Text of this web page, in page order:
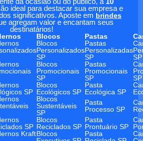
ideal para destacar sua empresa e
significativos. Aposte em brindes
agregam valor e encantam seus
destinatários!
Blocos Pastas
Blocos
Personalizados
SP
Pastas
Personalizadas
SP
SP
Blocos
Promocionais
SP
Pastas
Promocionais
SP
SP
SP
Blocos
Ecológicos SP
Pasta
Ecológica SP
Blocos
Sustentáveis
SP
Pasta
Processo SP
SP
Blocos
Reciclados SP
Pasta
Prontuário SP
KraftBlocos
Pasta